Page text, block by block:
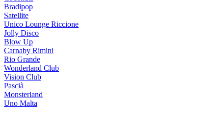
Bradipop
Satellite
Unico Lounge Riccione
Jolly Disco
Blow Up
Carnaby Rimini
Rio Grande
Wonderland Club
Vision Club
Pascià
Monsterland
Uno Malta